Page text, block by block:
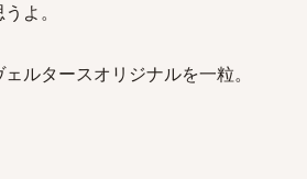
よ。
ルタースオリジナルを一粒。